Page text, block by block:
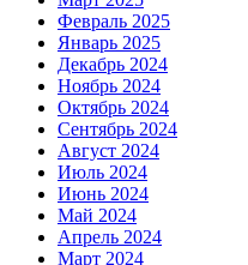
Февраль 2025
Январь 2025
Декабрь 2024
Ноябрь 2024
Октябрь 2024
Сентябрь 2024
Август 2024
Июль 2024
Июнь 2024
Май 2024
Апрель 2024
Март 2024